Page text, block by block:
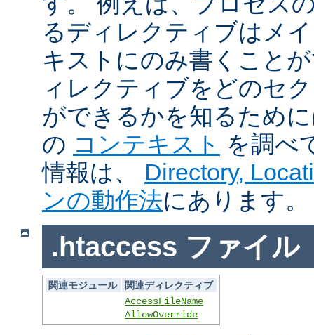
るディレクティブはメ
キストにのみ書くこと
ィレクティブをどのセ
ができるかを知るため
の コンテキスト を調べ
情報は、 Directory,
ンの動作法にあります。
.htaccess ファイル
関連モジュール
関連ディレクティブ
AccessFileName
AllowOverride